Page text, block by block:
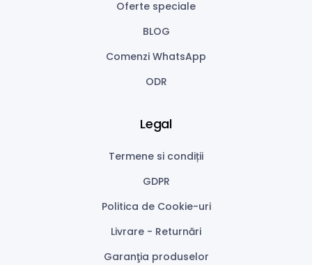
Oferte speciale
BLOG
Comenzi WhatsApp
ODR
Legal
Termene si condiții
GDPR
Politica de Cookie-uri
Livrare - Returnări
Garanţia produselor